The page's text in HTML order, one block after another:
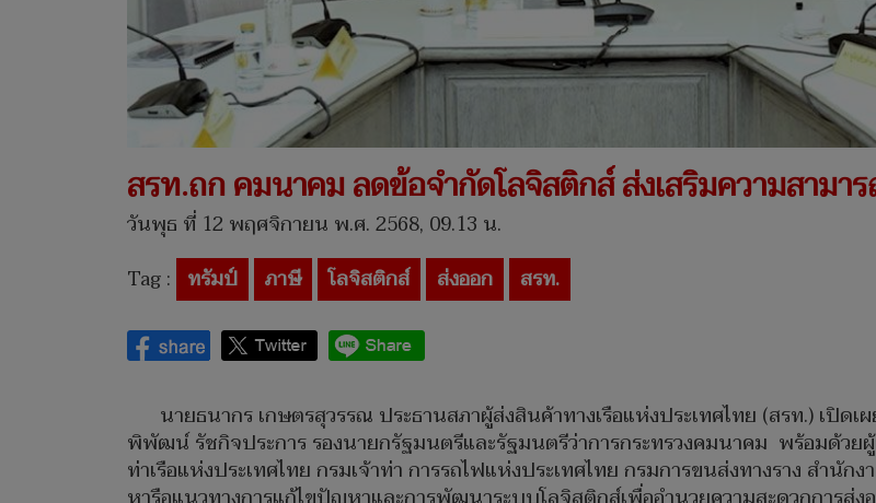
สรท.ถก คมนาคม ลดข้อจำกัดโลจิสติกส์ ส่งเสริมความสามา
วันพุธ ที่ 12 พฤศจิกายน พ.ศ. 2568, 09.13 น.
Tag : ทรัมป์ ภาษี โลจิสติกส์ ส่งออก สรท.
นายธนากร เกษตรสุวรรณ ประธานสภาผู้ส่งสินค้าทางเรือแห่งประเทศไทย (สรท.) เปิด
พิพัฒน์ รัชกิจประการ รองนายกรัฐมนตรีและรัฐมนตรีว่าการกระทรวงคมนาคม พร้อมด้วย
ท่าเรือแห่งประเทศไทย กรมเจ้าท่า การรถไฟแห่งประเทศไทย กรมการขนส่งทางราง สำนั